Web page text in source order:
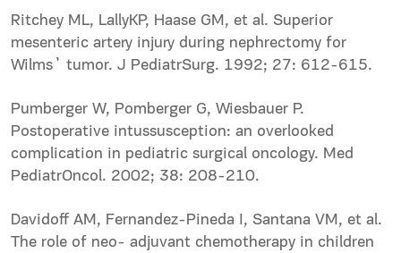
Ritchey ML, LallyKP, Haase GM, et al. Superior
mesenteric artery injury during nephrectomy for
Wilms᾽ tumor. J PediatrSurg. 1992; 27: 612-615.
Pumberger W, Pomberger G, Wiesbauer P.
Postoperative intussusception: an overlooked
complication in pediatric surgical oncology. Med
PediatrOncol. 2002; 38: 208-210.
Davidoff AM, Fernandez-Pineda I, Santana VM, et al.
The role of neo- adjuvant chemotherapy in children